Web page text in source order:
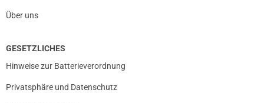
Über uns
GESETZLICHES
Hinweise zur Batterieverordnung
Privatsphäre und Datenschutz